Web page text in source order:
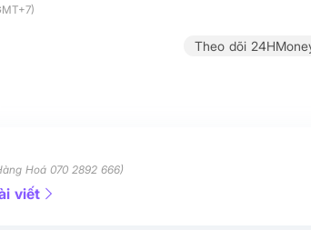
Theo dõi
Hoá 070 2892 666)
viết